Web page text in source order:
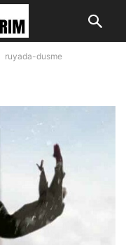
ruyada-dusme